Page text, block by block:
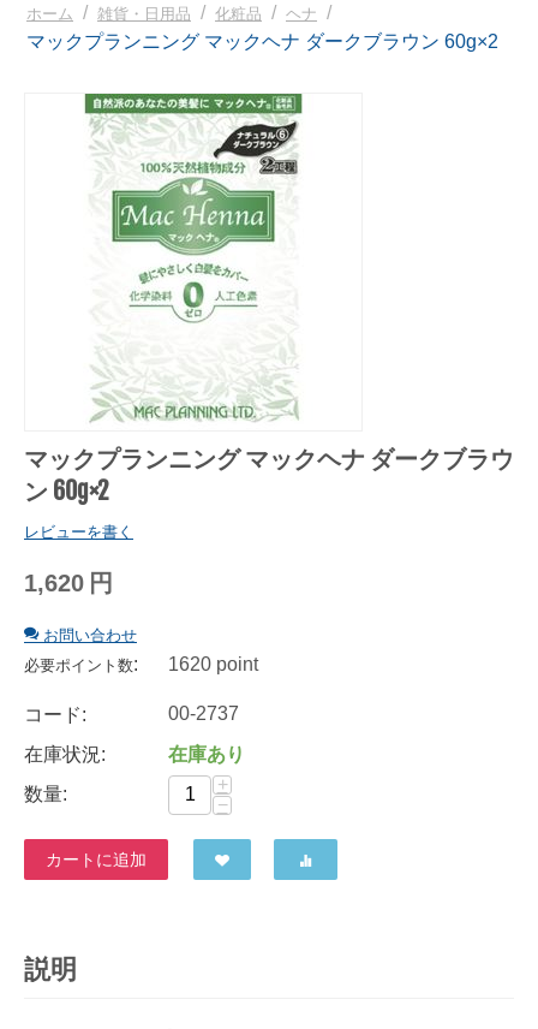
ホーム / 雑貨・日用品 / 化粧品 / ヘナ /
マックプランニング マックヘナ ダークブラウン 60g×2
マックプランニング マックヘナ ダークブラウ
ン 60g×2
レビューを書く
1,620 円
お問い合わせ
必要ポイント数: 1620 point
コード:
00-2737
在庫状況:
在庫あり
数量:
+
−
カートに追加
説明